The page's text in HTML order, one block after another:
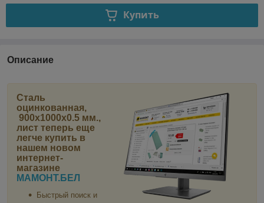
Купить
Описание
Сталь
оцинкованная,
900x1000x0.5 мм.,
лист теперь еще
легче купить в
нашем новом
интернет-
магазине
МАМОНТ.БЕЛ
Быстрый поиск и